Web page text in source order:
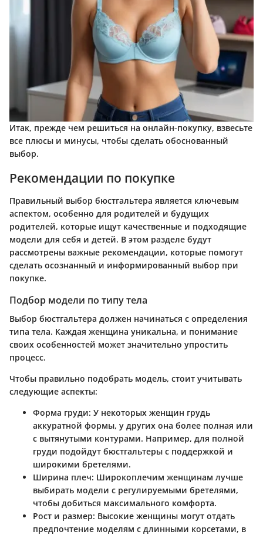
Итак, прежде чем решиться на онлайн-покупку, взвесьте
все плюсы и минусы, чтобы сделать обоснованный
выбор.
Рекомендации по покупке
Правильный выбор бюстгальтера является ключевым
аспектом, особенно для родителей и будущих
родителей, которые ищут качественные и подходящие
модели для себя и детей. В этом разделе будут
рассмотрены важные рекомендации, которые помогут
сделать осознанный и информированный выбор при
покупке.
Подбор модели по типу тела
Выбор бюстгальтера должен начинаться с определения
типа тела. Каждая женщина уникальна, и понимание
своих особенностей может значительно упростить
процесс.
Чтобы правильно подобрать модель, стоит учитывать
следующие аспекты:
Форма груди: У некоторых женщин грудь
аккуратной формы, у других она более полная или
с вытянутыми контурами. Например, для полной
груди подойдут бюстгальтеры с поддержкой и
широкими бретелями.
Ширина плеч: Широкоплечим женщинам лучше
выбирать модели с регулируемыми бретелями,
чтобы добиться максимального комфорта.
Рост и размер: Высокие женщины могут отдать
предпочтение моделям с длинными корсетами, в